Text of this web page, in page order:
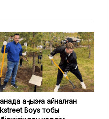
аңызға айналған
Boys тобы